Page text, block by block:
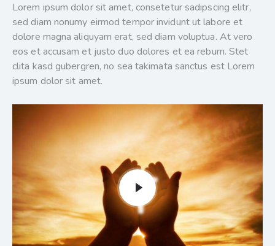
Lorem ipsum dolor sit amet, consetetur sadipscing elitr,
sed diam nonumy eirmod tempor invidunt ut labore et
dolore magna aliquyam erat, sed diam voluptua. At vero
eos et accusam et justo duo dolores et ea rebum. Stet
clita kasd gubergren, no sea takimata sanctus est Lorem
ipsum dolor sit amet.